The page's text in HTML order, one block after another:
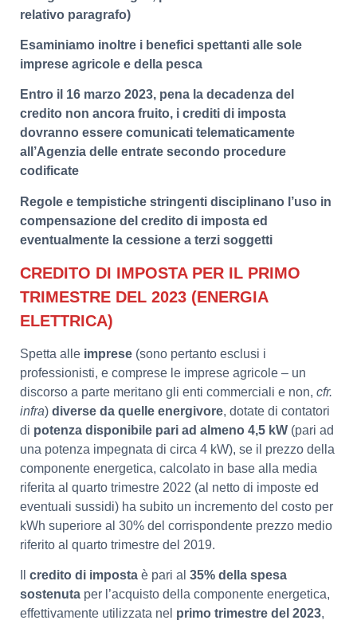
relativo paragrafo)
Esaminiamo inoltre i benefici spettanti alle sole
imprese agricole e della pesca
Entro il 16 marzo 2023, pena la decadenza del
credito non ancora fruito, i crediti di imposta
dovranno essere comunicati telematicamente
all’Agenzia delle entrate secondo procedure
codificate
Regole e tempistiche stringenti disciplinano l’uso in
compensazione del credito di imposta ed
eventualmente la cessione a terzi soggetti
CREDITO DI IMPOSTA PER IL PRIMO
TRIMESTRE DEL 2023 (ENERGIA
ELETTRICA)
Spetta alle imprese (sono pertanto esclusi i
professionisti, e comprese le imprese agricole – un
discorso a parte meritano gli enti commerciali e non, cfr.
infra) diverse da quelle energivore, dotate di contatori
di potenza disponibile pari ad almeno 4,5 kW (pari ad
una potenza impegnata di circa 4 kW), se il prezzo della
componente energetica, calcolato in base alla media
riferita al quarto trimestre 2022 (al netto di imposte ed
eventuali sussidi) ha subito un incremento del costo per
kWh superiore al 30% del corrispondente prezzo medio
riferito al quarto trimestre del 2019.
credito di imposta è pari al 35% della spesa
sostenuta per l’acquisto della componente energetica,
effettivamente utilizzata nel primo trimestre del 2023,